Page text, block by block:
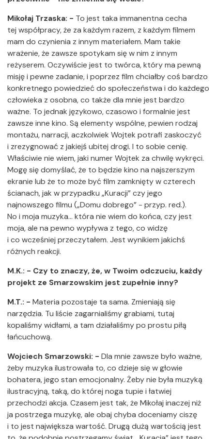
Mikołaj Trzaska: - To jest taka immanentna cecha
tej współpracy, że za każdym razem, z każdym filmem
mam do czynienia z innym materiałem. Mam takie
wrażenie, że zawsze spotykam się w nim z innym
reżyserem. Oczywiście jest to twórca, który ma pewną
misję i pewne zadanie, i poprzez film chciałby coś bardzo
konkretnego powiedzieć do społeczeństwa i do każdego
człowieka z osobna, co także dla mnie jest bardzo
ważne. To jednak językowo, czasowo i formalnie jest
zawsze inne kino. Są elementy wspólne, pewien rodzaj
montażu, narracji, aczkolwiek Wojtek potrafi zaskoczyć
i zrezygnować z jakiejś ubitej drogi. I to sobie cenię.
Właściwie nie wiem, jaki numer Wojtek za chwilę wykręci.
Mogę się domyślać, że to będzie kino na najszerszym
ekranie lub że to może być film zamknięty w czterech
ścianach, jak w przypadku „Kuracji” czy jego
najnowszego filmu („Domu dobrego” - przyp. red.).
No i moja muzyka… która nie wiem do końca, czy jest
moja, ale na pewno wypływa z tego, co widzę
i co wcześniej przeczytałem. Jest wynikiem jakichś
różnych reakcji.
M.K.: - Czy to znaczy, że, w Twoim odczuciu, każdy
projekt ze Smarzowskim jest zupełnie inny?
M.T.: - Materia pozostaje ta sama. Zmieniają się
narzędzia. Tu liście zagarnialiśmy grabiami, tutaj
kopaliśmy widłami, a tam działaliśmy po prostu piłą
łańcuchową.
Wojciech Smarzowski: - Dla mnie zawsze było ważne,
żeby muzyka ilustrowała to, co dzieje się w głowie
bohatera, jego stan emocjonalny. Żeby nie była muzyką
ilustracyjną, taką, do której noga tupie i łatwiej
przechodzi akcja. Czasem jest tak, że Mikołaj inaczej niż
ja postrzega muzykę, ale obaj chyba doceniamy ciszę
i to jest największa wartość. Drugą dużą wartością jest